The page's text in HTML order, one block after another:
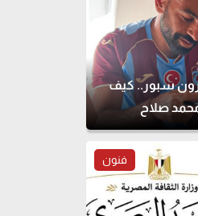
سبور.. كيف
صلاح
فنون